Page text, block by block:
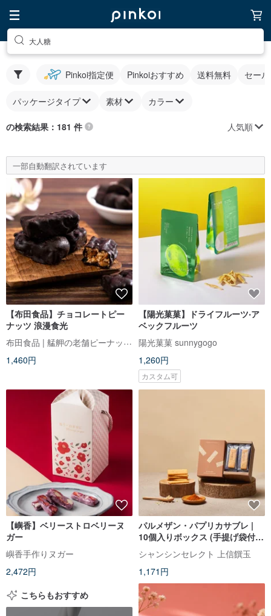
大人糖
Pinkoi指定便 Pinkoiおすすめ 送料無料 セー
パッケージタイプ 素材 カラー
の検索結果：181 件 人気順
一部自動翻訳されています
【布田食品】チョコレートピー
ナッツ 浪漫食光
布田食品 | 艋舺の老舗ピーナッツ菓子
1,460円
【陽光菓菓】ドライフルーツ‧ア
ベックフルーツ
陽光菓菓 sunnygogo
1,260円
カスタム可
【嶼香】ベリーストロベリーヌ
ガー
嶼香手作りヌガー
2,472円
パルメザン・パプリカサブレ |
10個入りボックス (手提げ袋付
シャンシンセレクト 上信饌玉
1,171円
こちらもおすすめ